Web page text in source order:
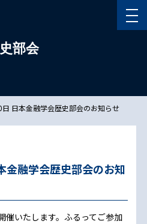
部会
日本金融学会歴史部会のお知らせ
融学会歴史部会のお知
催いたします。ふるってご参加